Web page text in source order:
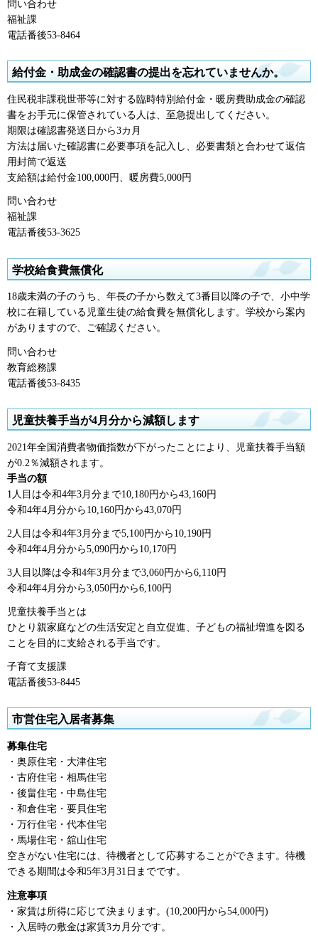
問い合わせ
福祉課
電話番後53-8464
給付金・助成金の確認書の提出を忘れていませんか。
住民税非課税世帯等に対する臨時特別給付金・暖房費助成金の確認
書をお手元に保管されている人は、至急提出してください。
期限は確認書発送日から3カ月
方法は届いた確認書に必要事項を記入し、必要書類と合わせて返信
用封筒で返送
支給額は給付金100,000円、暖房費5,000円
問い合わせ
福祉課
電話番後53-3625
学校給食費無償化
18歳未満の子のうち、年長の子から数えて3番目以降の子で、小中学
校に在籍している児童生徒の給食費を無償化します。学校から案内
がありますので、ご確認ください。
問い合わせ
教育総務課
電話番後53-8435
児童扶養手当が4月分から減額します
2021年全国消費者物価指数が下がったことにより、児童扶養手当額
が0.2％減額されます。
手当の額
1人目は令和4年3月分まで10,180円から43,160円
令和4年4月分から10,160円から43,070円
2人目は令和4年3月分まで5,100円から10,190円
令和4年4月分から5,090円から10,170円
3人目以降は令和4年3月分まで3,060円から6,110円
令和4年4月分から3,050円から6,100円
児童扶養手当とは
ひとり親家庭などの生活安定と自立促進、子どもの福祉増進を図る
ことを目的に支給される手当です。
子育て支援課
電話番後53-8445
市営住宅入居者募集
募集住宅
・奥原住宅・大津住宅
・古府住宅・相馬住宅
・後畠住宅・中島住宅
・和倉住宅・要貝住宅
・万行住宅・代本住宅
・馬場住宅・舘山住宅
空きがない住宅には、待機者として応募することができます。待機
できる期間は令和5年3月31日までです。
注意事項
・家賃は所得に応じて決まります。(10,200円から54,000円)
・入居時の敷金は家賃3カ月分です。